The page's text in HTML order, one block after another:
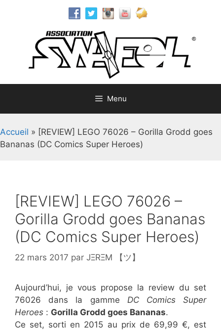
Menu
Accueil » [REVIEW] LEGO 76026 – Gorilla Grodd goes
Bananas (DC Comics Super Heroes)
[REVIEW] LEGO 76026 –
Gorilla Grodd goes Bananas
(DC Comics Super Heroes)
22 mars 2017 par JΞRΞM 【ツ】
Aujourd’hui, je vous propose la review du set
76026 dans la gamme DC Comics Super
Heroes : Gorilla Grodd goes Bananas.
Ce set, sorti en 2015 au prix de 69,99 €, est